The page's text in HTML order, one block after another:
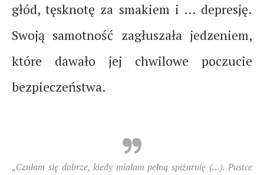
głód, tęsknotę za smakiem i … depresję.
Swoją samotność zagłuszała jedzeniem,
które dawało jej chwilowe poczucie
bezpieczeństwa.
„Czułam się dobrze, kiedy miałam pełną spiżarnię (…). Pustce